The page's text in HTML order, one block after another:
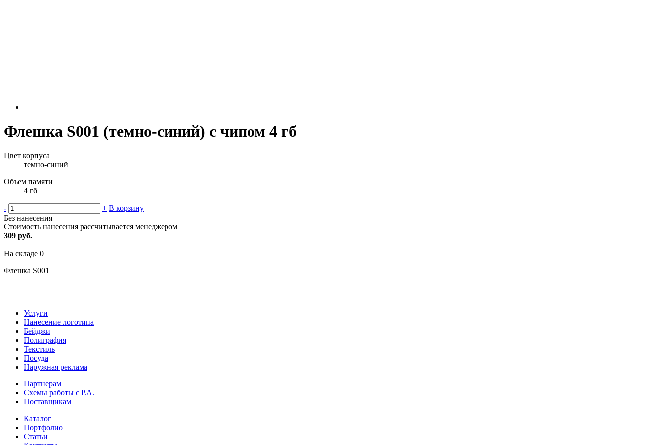
Флешка S001 (темно-синий) с чипом 4 гб
Цвет корпуса
темно-синий
Объем памяти
4 гб
- + В корзину
Без нанесения
Стоимость нанесения рассчитывается менеджером
309 руб.
На складе 0
Флешка S001
Услуги
Нанесение логотипа
Бейджи
Полиграфия
Текстиль
Посуда
Наружная реклама
Партнерам
Схемы работы с Р.А.
Поставщикам
Каталог
Портфолио
Статьи